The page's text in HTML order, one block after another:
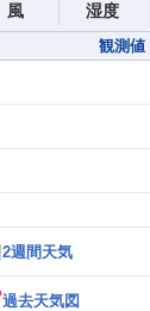
風 湿度
観測値
2週間天気
過去天気図